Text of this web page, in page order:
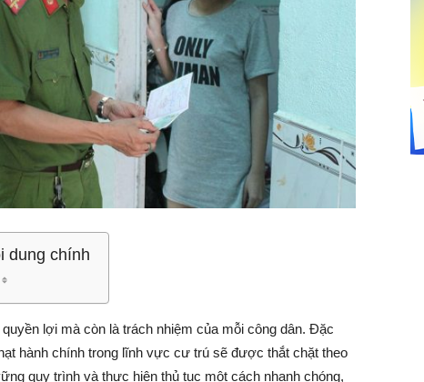
dung chính
quyền lợi mà còn là trách nhiệm của mỗi công dân. Đặc
hành chính trong lĩnh vực cư trú sẽ được thắt chặt theo
quy trình và thực hiện thủ tục một cách nhanh chóng,